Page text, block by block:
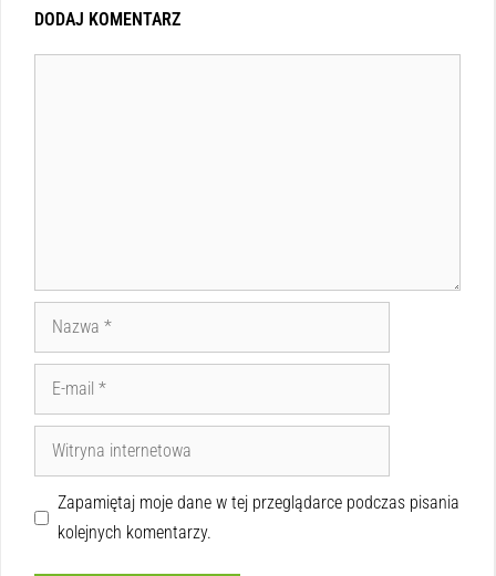
DODAJ KOMENTARZ
Zapamiętaj moje dane w tej przeglądarce podczas pisania
kolejnych komentarzy.